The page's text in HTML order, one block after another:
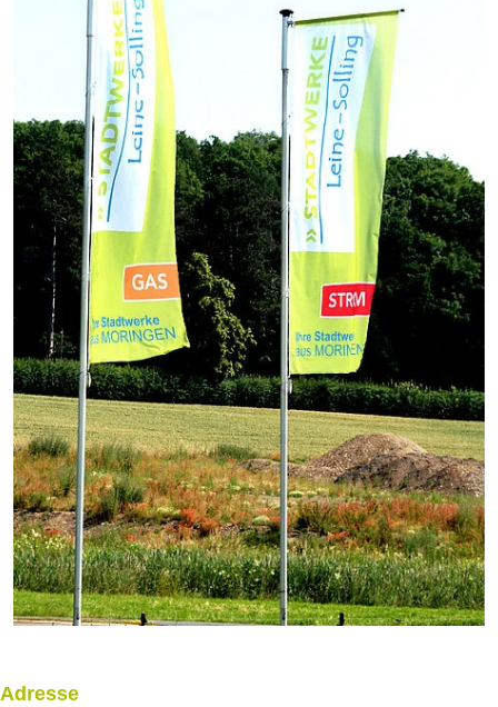
Adresse